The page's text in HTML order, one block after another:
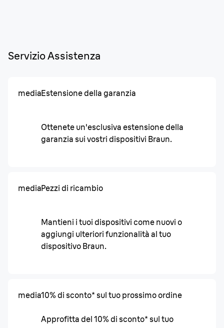
Servizio Assistenza
mediaEstensione della garanzia
Ottenete un'esclusiva estensione della
garanzia sui vostri dispositivi Braun.
mediaPezzi di ricambio
Mantieni i tuoi dispositivi come nuovi o
aggiungi ulteriori funzionalità al tuo
dispositivo Braun.
media10% di sconto* sul tuo prossimo ordine
Approfitta del 10% di sconto* sul tuo